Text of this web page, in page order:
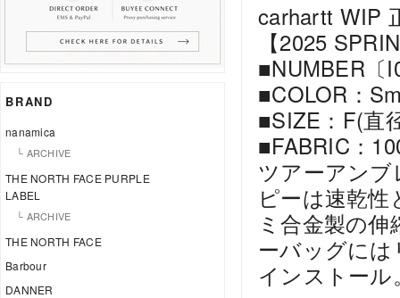
BRAND
nanamica
└ ARCHIVE
THE NORTH FACE PURPLE
LABEL
└ ARCHIVE
THE NORTH FACE
Barbour
DANNER
carhartt WIP
【2025
■NUMBER〔
■COLOR：
■SIZE：F(直
■FABRIC：
ツアーアン
ピーは速乾
ミ合金製の
ーバッグに
インストール